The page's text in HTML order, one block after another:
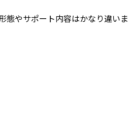
態やサポート内容はかなり違いま